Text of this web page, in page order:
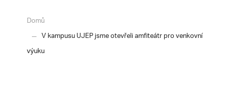
Domů
V kampusu UJEP jsme otevřeli amfiteátr pro venkovní
výuku